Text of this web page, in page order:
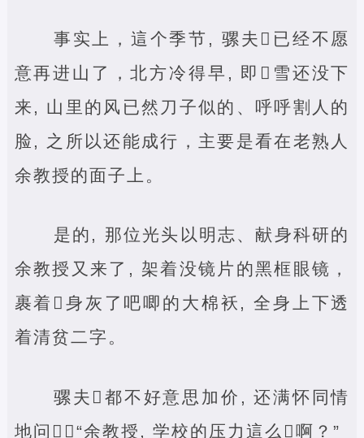
事实上，這个季节, 骡夫‌已经不愿
意再进山了，北方冷得早, 即‌雪还没下
来, 山里的风已然刀子似的、呼呼割人的
脸, 之所以还能成行，主要是看在老熟人
余教授的面子上。
是的, 那位光头以明志、献身科研的
余教授又来了, 架着没镜片的黑框眼镜，
裹着‌身灰了吧唧的大棉袄, 全身上下透
着清贫二字。
骡夫‌都不好意思加价, 还满怀同情
地问‌：“余教授, 学校的压力這么‌啊？”